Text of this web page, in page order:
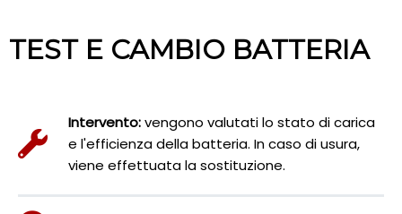
TEST E CAMBIO BATTERIA
Intervento:vengono valutati lo stato di carica
e l'efficienza della batteria. In caso di usura,
viene effettuata la sostituzione.